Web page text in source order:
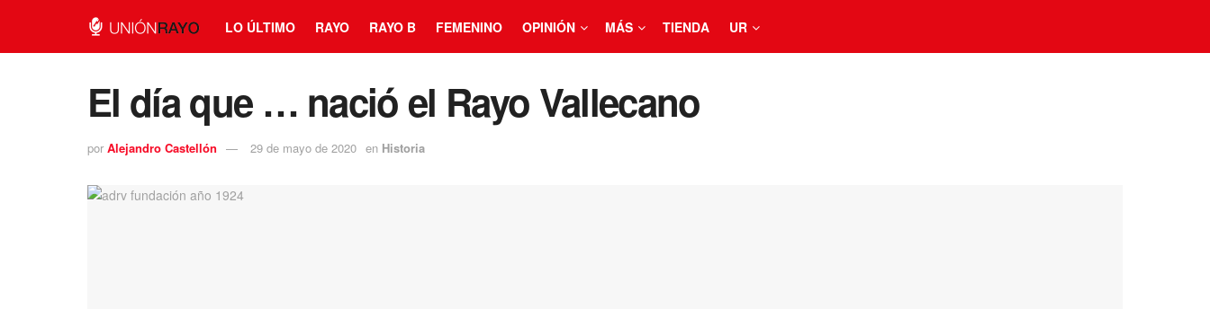
LO ÚLTIMO RAYO RAYO B FEMENINO OPINIÓN MÁS TIENDA UR
El día que … nació el Rayo Vallecano
por Alejandro Castellón 29 de mayo de 2020 en Historia